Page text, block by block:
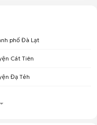
phố Đà Lạt
Cát Tiên
Đạ Tẻh